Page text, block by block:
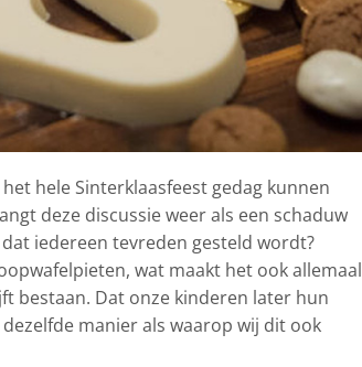
hele Sinterklaasfeest gedag kunnen
deze discussie weer als een schaduw
iedereen tevreden gesteld wordt?
wat maakt het ook allemaal
bestaan. Dat onze kinderen later hun
manier als waarop wij dit ook